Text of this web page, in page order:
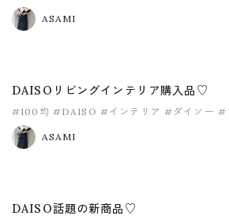
ASAMI
DAISOリビングインテリア購入品♡
#100均 #DAISO #インテリア #ダイソー #
ASAMI
DAISO話題の新商品♡